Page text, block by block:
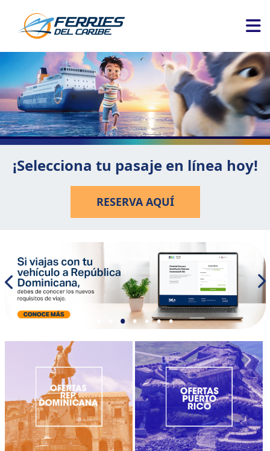
¡Selecciona tu pasaje en línea hoy!
RESERVA AQUÍ
• • • • •